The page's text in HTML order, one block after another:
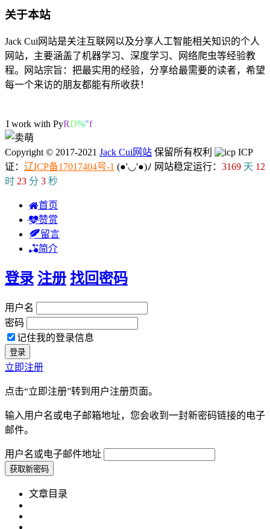
关于本站
Jack Cui网站是关注互联网以及分享人工智能相关知识的个人
网站，主要涵盖了机器学习、深度学习、网络爬虫等经验教
程。网站宗旨：把最实用的经验，分享给最需要的读者，希望
每一个来访的朋友都能有所收获！
I work with 8^>$i
Copyright © 2017-2021 Jack Cui网站 保留所有权利
ICP
证： 辽ICP备17017404号-1 (●'◡'●)ﾉ 网站稳定运行： 3169 天 12
时 23 分 4 秒
首页
赞赏
留言
简介
登录 注册 找回密码
用户名
密码
记住我的登录信息
立即注册
点击“立即注册”转到用户注册页面。
输入用户名或电子邮箱地址，您会收到一封新密码链接的电子
邮件。
用户名或电子邮件地址
文章目录